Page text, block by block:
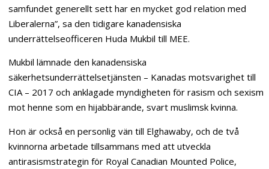
samfundet generellt sett har en mycket god relation med
Liberalerna”, sa den tidigare kanadensiska
underrättelseofficeren Huda Mukbil till MEE.
Mukbil lämnade den kanadensiska
säkerhetsunderrättelsetjänsten – Kanadas motsvarighet till
CIA – 2017 och anklagade myndigheten för rasism och sexism
mot henne som en hijabbärande, svart muslimsk kvinna.
Hon är också en personlig vän till Elghawaby, och de två
kvinnorna arbetade tillsammans med att utveckla
antirasismstrategin för Royal Canadian Mounted Police,